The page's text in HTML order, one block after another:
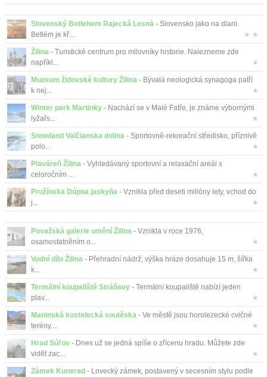
Slovenský Betlehem Rajecká Lesná - Slovensko jako na dlani.
Betlém je kř...
★ ★
Žilina - Turistické centrum pro milovníky historie. Nalezneme zde
napříkl...
★
Muzeum židovské kultury Žilina - Bývalá neologická synagoga patří
k nej...
★
Winter park Martinky - Nachází se v Malé Fatře, je známe výbornými
lyžařs...
★
Snowland Valčianska dolina - Sportovně-rekreační středisko, příznivě
polo...
★
Plaváreň Žilina - Vyhledávaný sportovní a relaxační areál s
celoročním ...
★
Pružínska Dúpna jaskyňa - Vznikla před deseti milióny lety, vchod do
j...
★
Považská galerie umění Žilina - Vznikla v roce 1976,
osamostatněním o...
★
Vodní dílo Žilina - Přehradní nádrž, výška hráze dosahuje 15 m, šířka
k...
★
Termální koupaliště Stráňavy - Termální koupaliště nabízí jeden
plav...
★
Maninská kostelecká soutěska - Ve městě jsou horolezecké cvičné
terény....
★
Hrad Súľov - Dnes už se jedná spíše o zřícenu hradu. Můžete zde
vidět zac...
★
Zámek Kunerad - Lovecký zámek, postavený v secesním stylu podle